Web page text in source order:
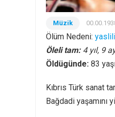
Müzik
Ölüm Nedeni:
Öleli tam: 4 yıl, 9
Öldügünde: 83
Kıbrıs Türk sanat
Bağdadi yaşamını